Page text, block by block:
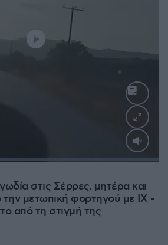
Loaded:
στις Σέρρες, μητέρα και
την μετωπική φορτηγού με ΙΧ -
από τη στιγμή της